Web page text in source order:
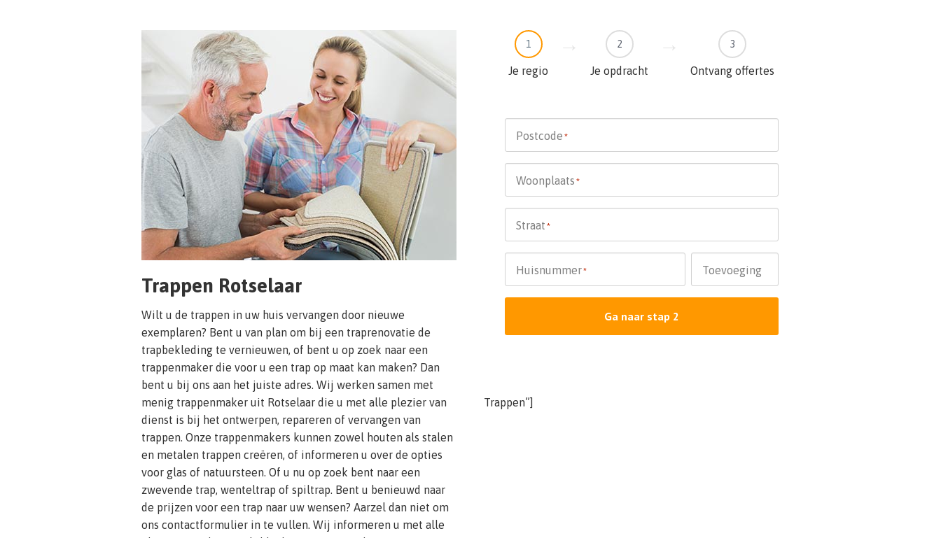
Trappen Rotselaar
Wilt u de trappen in uw huis vervangen door nieuwe
exemplaren? Bent u van plan om bij een traprenovatie de
trapbekleding te vernieuwen, of bent u op zoek naar een
trappenmaker die voor u een trap op maat kan maken? Dan
bent u bij ons aan het juiste adres. Wij werken samen met
menig trappenmaker uit Rotselaar die u met alle plezier van
dienst is bij het ontwerpen, repareren of vervangen van
trappen. Onze trappenmakers kunnen zowel houten als stalen
en metalen trappen creëren, of informeren u over de opties
voor glas of natuursteen. Of u nu op zoek bent naar een
zwevende trap, wenteltrap of spiltrap. Bent u benieuwd naar
de prijzen voor een trap naar uw wensen? Aarzel dan niet om
ons contactformulier in te vullen. Wij informeren u met alle
1
Je regio
2
Je opdracht
3
Ontvang offertes
Postcode *
Woonplaats *
Straat *
Huisnummer* Toevoeging
Ga naar stap 2
Trappen”]